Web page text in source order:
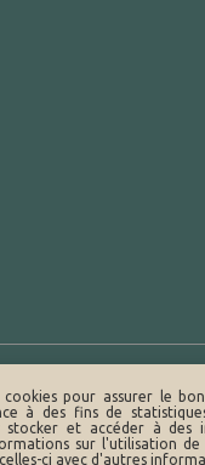
cookies pour assurer le
à des fins de
stocker et accéder à des
sur l'utilisation
ci avec d'autres